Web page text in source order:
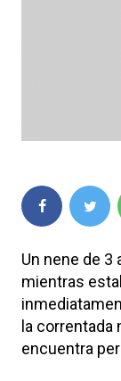
Un nene de 3
mientras
la correntada
encuentra